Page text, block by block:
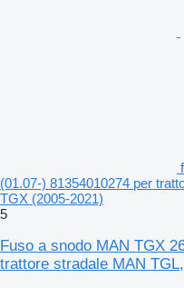
(01.07-) 81354010274 per
TGX (2005-2021)
5
Fuso a snodo MAN TGX
trattore stradale MAN